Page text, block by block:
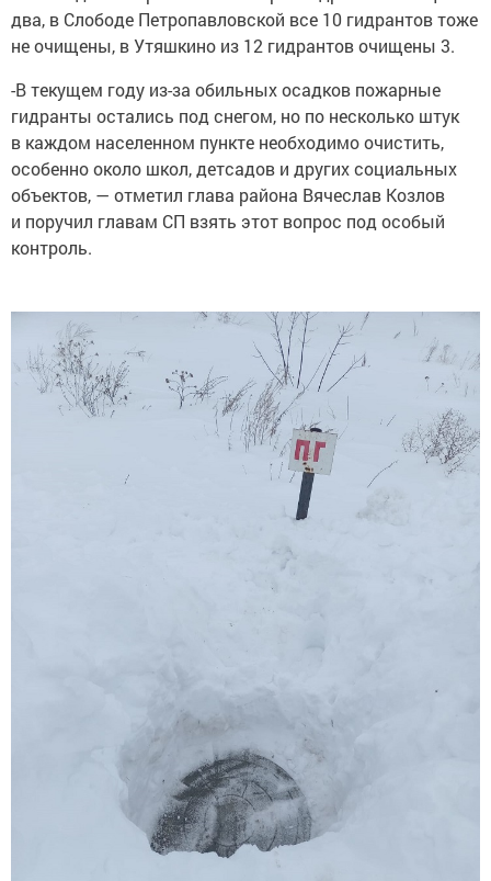
два, в Слободе Петропавловской все 10 гидрантов тоже
не очищены, в Утяшкино из 12 гидрантов очищены 3.
-В текущем году из-за обильных осадков пожарные
гидранты остались под снегом, но по несколько штук
в каждом населенном пункте необходимо очистить,
особенно около школ, детсадов и других социальных
объектов, — отметил глава района Вячеслав Козлов
и поручил главам СП взять этот вопрос под особый
контроль.